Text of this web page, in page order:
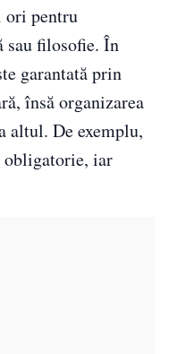
ori pentru
sau filosofie. În
garantată prin
însă organizarea
altul. De exemplu,
iar